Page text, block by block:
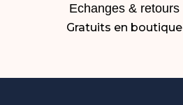
Echanges & retours
Gratuits en boutique